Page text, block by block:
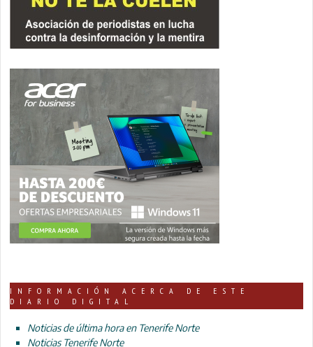
INFORMACIÓN ACERCA DE ESTE
DIARIO DIGITAL
Noticias de última hora en Tenerife Norte
Noticias Tenerife Norte